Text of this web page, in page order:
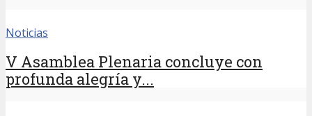
Noticias
V Asamblea Plenaria concluye con
profunda alegría y...